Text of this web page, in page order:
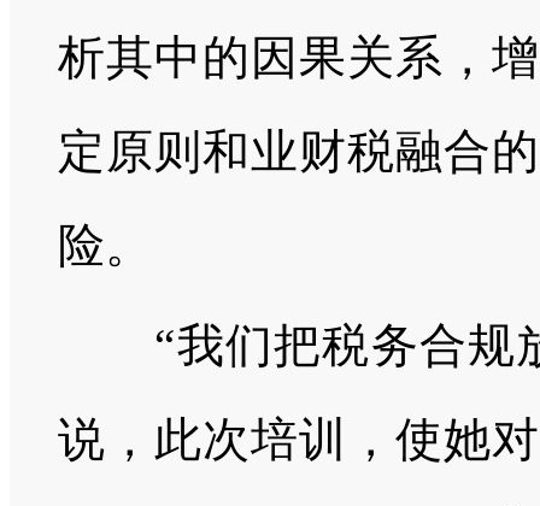
析其中的因果关系，
定原则和业财税融合
险。
“我们把税务合规
说，此次培训，使她